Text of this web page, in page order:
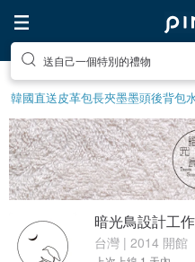
前往打造療癒的放鬆生活
韓國直送皮革包長夾墨墨頭後背包
暗光鳥設計工
台灣 | 2014 開館